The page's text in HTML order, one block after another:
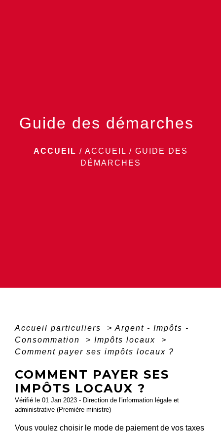
Guide des démarches
ACCUEIL / ACCUEIL / GUIDE DES
DÉMARCHES
Accueil particuliers > Argent - Impôts -
Consommation
> Impôts locaux
>
Comment payer ses impôts locaux ?
COMMENT PAYER SES
IMPÔTS LOCAUX ?
Vérifié le 01 Jan 2023 - Direction de l'information légale et
administrative (Première ministre)
Vous voulez choisir le mode de paiement de vos taxes